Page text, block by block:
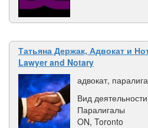
Татьяна Держак, Адвокат и
Lawyer and Notary
адвокат,
Вид
Паралигалы
ON, Toronto